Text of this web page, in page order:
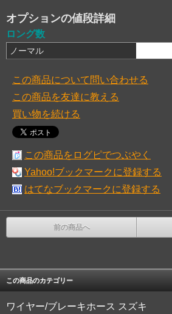
オプションの値段詳細
ロング数
ノーマル
この商品について問い合わせる
この商品を友達に教える
買い物を続ける
この商品をログピでつぶやく
Yahoo!ブックマークに登録する
はてなブックマークに登録する
前の商品へ
この商品のカテゴリー
ワイヤー/ブレーキホース スズキ